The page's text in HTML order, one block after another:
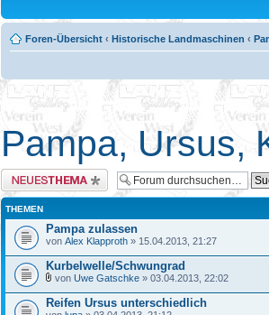
Foren-Übersicht ‹ Historische Landmaschinen ‹
Pampa, Ursus,
Neues Thema erstellen
THEMEN
Pampa zulassen
von Alex Klapproth » 15.04.2013, 21:27
Kurbelwelle/Schwungrad
von Uwe Gatschke » 03.04.2013, 22:02
Reifen Ursus unterschiedlich